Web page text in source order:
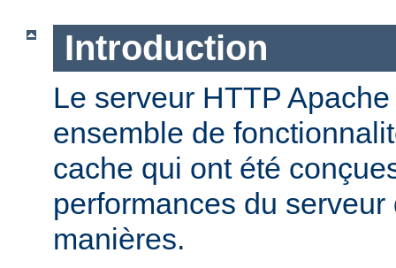
Introduction
Le serveur HTTP
ensemble de
cache qui ont été
performances du serveur
manières.